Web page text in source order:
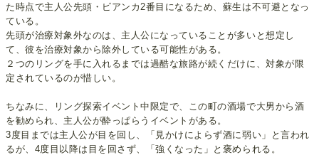
た時点で主人公先頭・ビアンカ2番目になるため、蘇生は不可避となっ
ている。
先頭が治療対象外なのは、主人公になっていることが多いと想定し
て、彼を治療対象から除外している可能性がある。
２つのリングを手に入れるまでは過酷な旅路が続くだけに、対象が限
定されているのが惜しい。
ちなみに、リング探索イベント中限定で、この町の酒場で大男から酒
を勧められ、主人公が酔っぱらうイベントがある。
3度目までは主人公が目を回し、「見かけによらず酒に弱い」と言われ
るが、4度目以降は目を回さず、「強くなった」と褒められる。